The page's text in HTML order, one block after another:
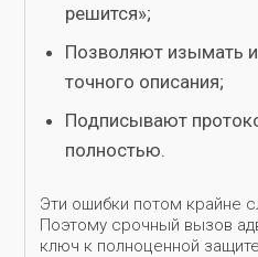
решится»;
Позволяют изымать
точного описания;
Подписывают
полностью.
Эти ошибки потом крайне
Поэтому срочный вызов
ключ к полноценной